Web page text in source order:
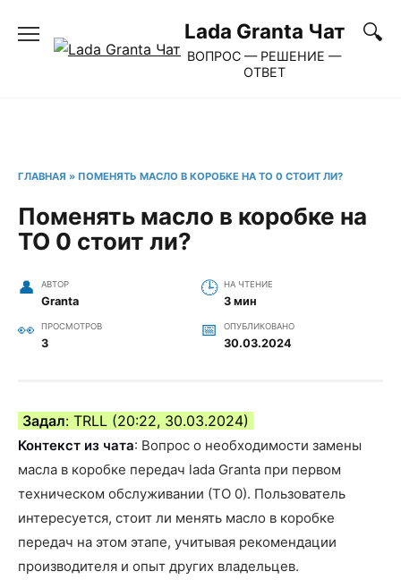
содержанию
Lada Granta Чат
ВОПРОС — РЕШЕНИЕ —
ОТВЕТ
ГЛАВНАЯ » ПОМЕНЯТЬ МАСЛО В КОРОБКЕ НА ТО 0 СТОИТ ЛИ?
Поменять масло в коробке на
ТО 0 стоит ли?
АВТОР
Granta
НА ЧТЕНИЕ
3 мин
ПРОСМОТРОВ
3
ОПУБЛИКОВАНО
30.03.2024
Задал: TRLL (20:22, 30.03.2024)
Контекст из чата: Вопрос о необходимости замены
масла в коробке передач lada Granta при первом
техническом обслуживании (ТО 0). Пользователь
интересуется, стоит ли менять масло в коробке
передач на этом этапе, учитывая рекомендации
производителя и опыт других владельцев.